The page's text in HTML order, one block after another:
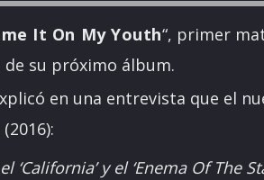
It On My Youth“, primer
su próximo álbum.
en una entrevista que el
(2016):
y el ‘Enema Of The